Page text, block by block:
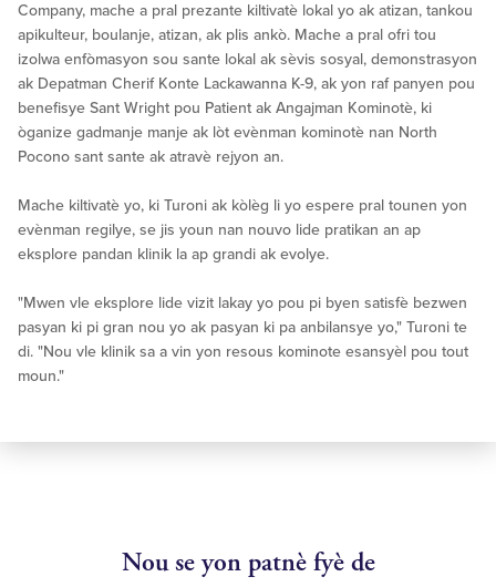
Company, mache a pral prezante kiltivatè lokal yo ak atizan, tankou
apikulteur, boulanje, atizan, ak plis ankò. Mache a pral ofri tou
izolwa enfòmasyon sou sante lokal ak sèvis sosyal, demonstrasyon
ak Depatman Cherif Konte Lackawanna K-9, ak yon raf panyen pou
benefisye Sant Wright pou Patient ak Angajman Kominotè, ki
òganize gadmanje manje ak lòt evènman kominotè nan North
Pocono sant sante ak atravè rejyon an.
Mache kiltivatè yo, ki Turoni ak kòlèg li yo espere pral tounen yon
evènman regilye, se jis youn nan nouvo lide pratikan an ap
eksplore pandan klinik la ap grandi ak evolye.
"Mwen vle eksplore lide vizit lakay yo pou pi byen satisfè bezwen
pasyan ki pi gran nou yo ak pasyan ki pa anbilansye yo," Turoni te
di. "Nou vle klinik sa a vin yon resous kominote esansyèl pou tout
moun."
Nou se yon patnè fyè de